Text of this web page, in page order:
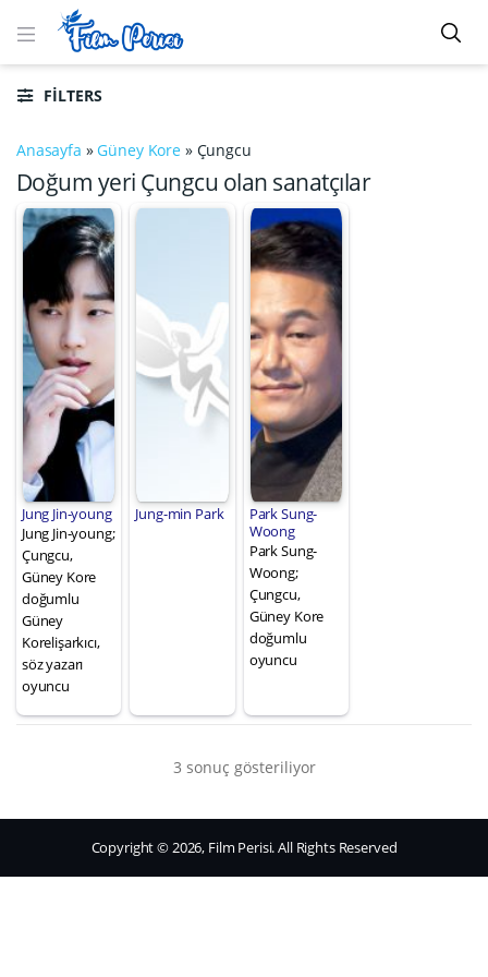
FILTERS
Anasayfa »Güney Kore » Çungcu
Doğum yeri Çungcu olan sanatçılar
Jung Jin-young
Jung Jin-young;
Çungcu,
Güney Kore
doğumlu
Güney
Korelişarkıcı,
söz yazarı
oyuncu
Jung-min Park
Park Sung-
Woong
Park Sung-
Woong;
Çungcu,
Güney Kore
doğumlu
oyuncu
3 sonuç gösteriliyor
Copyright © 2026, Film Perisi. All Rights Reserved